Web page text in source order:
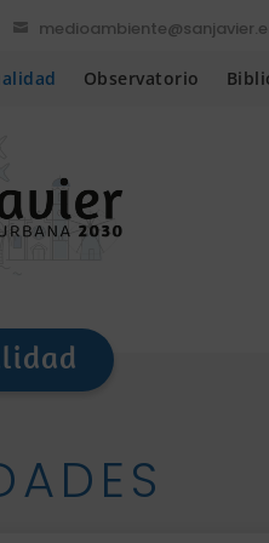

Observatorio